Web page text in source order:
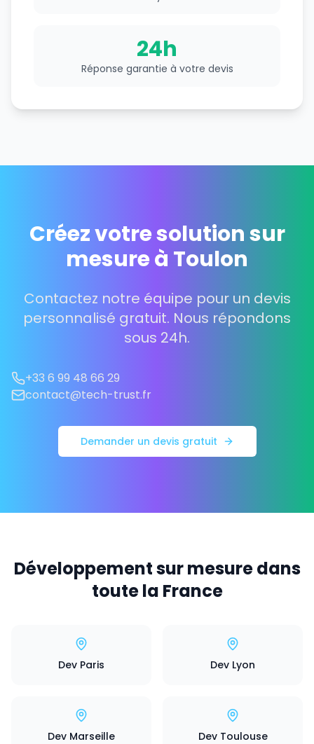
24h
Réponse garantie à votre devis
Créez votre solution sur
mesure à Toulon
Contactez notre équipe pour un devis
personnalisé gratuit. Nous répondons
sous 24h.
+33 6 99 48 66 29
contact@tech-trust.fr
Demander un devis gratuit
Développement sur mesure dans
toute la France
Dev Paris Dev Lyon
Dev Marseille Dev Toulouse